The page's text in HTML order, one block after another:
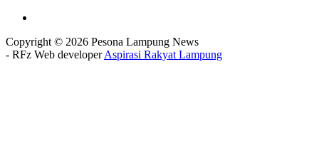
Copyright © 2026 Pesona Lampung News
- RFz Web developerAspirasi Rakyat Lampung